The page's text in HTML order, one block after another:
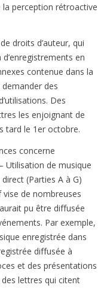
la perception rétroactive
droits d’auteur, qui
en
contenue dans la
des
Des
les enjoignant de
tard le 1er octobre.
concerne
Utilisation de musique
(Parties A à G)
de nombreuses
pu être diffusée
Par exemple,
enregistrée dans
diffusée à
et des présentations
lettres qui citent